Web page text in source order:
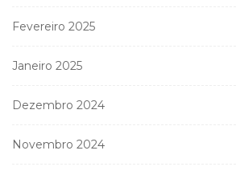
Fevereiro 2025
Janeiro 2025
Dezembro 2024
Novembro 2024